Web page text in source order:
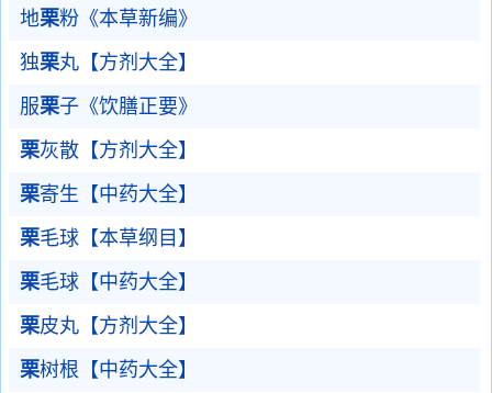
地栗粉《本草新编》
独栗丸【方剂大全】
服栗子《饮膳正要》
栗灰散【方剂大全】
栗寄生【中药大全】
栗毛球【本草纲目】
栗毛球【中药大全】
栗皮丸【方剂大全】
栗树根【中药大全】